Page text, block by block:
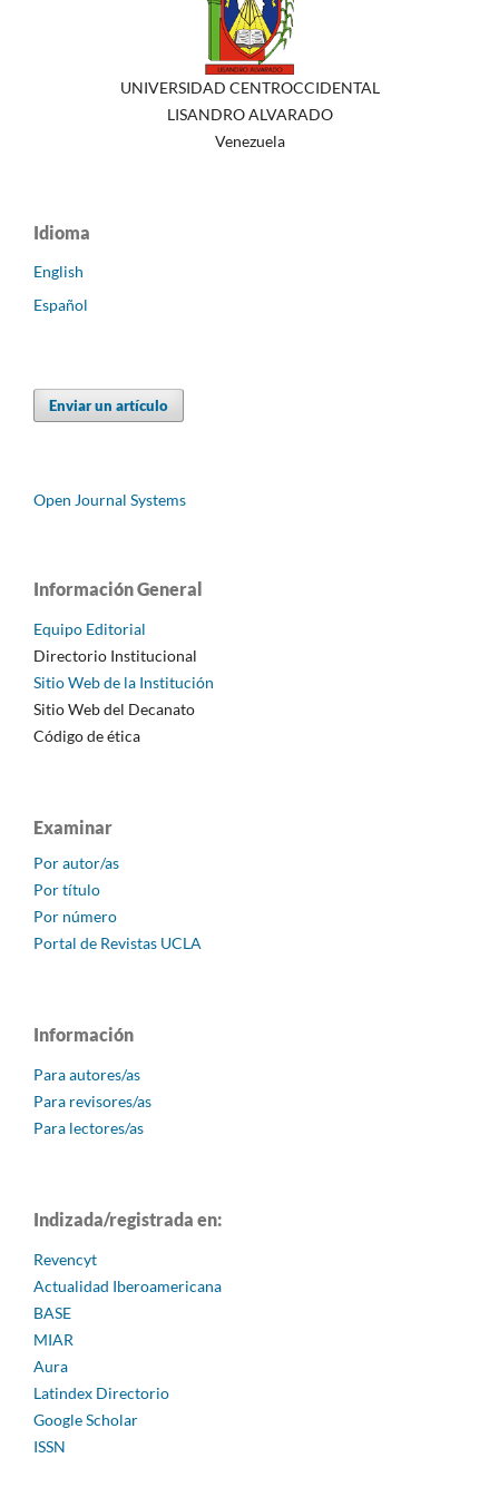
UNIVERSIDAD CENTROCCIDENTAL
LISANDRO ALVARADO
Venezuela
Idioma
English
Español
Enviar un artículo
Open Journal Systems
Información General
Equipo Editorial
Directorio Institucional
Sitio Web de la Institución
Sitio Web del Decanato
Código de ética
Examinar
Por autor/as
Por título
Por número
Portal de Revistas UCLA
Información
Para autores/as
Para revisores/as
Para lectores/as
Indizada/registrada en:
Revencyt
Actualidad Iberoamericana
BASE
MIAR
Aura
Latindex Directorio
Google Scholar
ISSN